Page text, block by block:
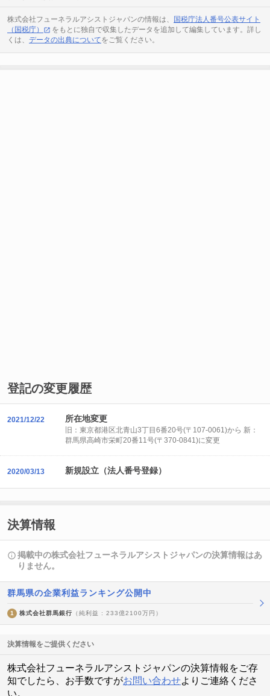
株式会社フューネラルアシストジャパンの情報は、
国税庁法人番号公表サイト
（国税庁）
をもとに独自で収集したデータを追加して編集しています。詳し
くは、 データの出典についてをご覧ください。
登記の変更履歴
2021/12/22 所在地変更
旧：東京都港区北青山3丁目6番20号(〒107-0061)から 新：
群馬県高崎市栄町20番11号(〒370-0841)に変更
2020/03/13 新規設立（法人番号登録）
決算情報
掲載中の株式会社フューネラルアシストジャパンの決算情報はあ
りません。
群馬県の企業利益ランキング公開中
1 株式会社群馬銀行 （純利益 : 233億2100万円）
決算情報をご提供ください
株式会社フューネラルアシストジャパンの決算情報をご存
知でしたら、お手数ですがお問い合わせよりご連絡くださ
い。